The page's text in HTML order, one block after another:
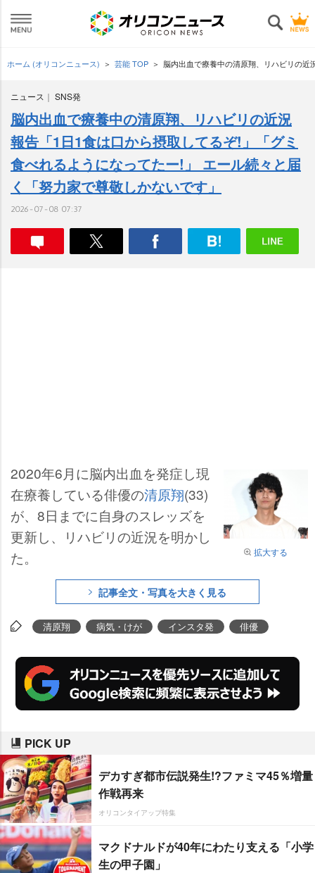
ホーム (オリコンニュース) 芸能 TOP 脳内出血で療養中の清原翔、リハビリの
ニュース SNS発
脳内出血で療養中の清原翔、リハビリの近況
報告「1日1食は口から摂取してるぞ!」「グミ
食べれるようになってたー!」 エール続々と届
く「努力家で尊敬しかないです」
2026-07-08 07:37
拡大する
2020年6月に脳内出血を発症し現
在療養している俳優の清原翔(33)
が、8日までに自身のスレッズを
更新し、リハビリの近況を明かし
た。
記事全文・写真を大きく見る
清原翔 病気・けが インスタ発 俳優
PICK UP
デカすぎ都市伝説発生!?ファミマ45％増量
作戦再来
オリコンタイアップ特集
マクドナルドが40年にわたり支える「小学
生の甲子園」